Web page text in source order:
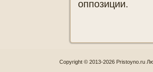
оппозиции.
Copyright © 2013-2026 Pristoyno.ru